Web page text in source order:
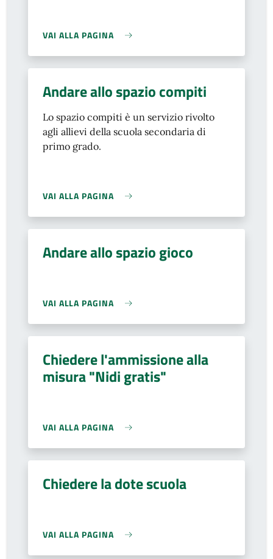
VAI ALLA PAGINA
Andare allo spazio compiti
Lo spazio compiti è un servizio rivolto
agli allievi della scuola secondaria di
primo grado.
VAI ALLA PAGINA
Andare allo spazio gioco
VAI ALLA PAGINA
Chiedere l'ammissione alla
misura "Nidi gratis"
VAI ALLA PAGINA
Chiedere la dote scuola
VAI ALLA PAGINA